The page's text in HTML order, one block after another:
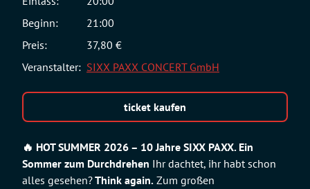
🔥 HOT SUMMER 2026 – 10 Jahre SIXX PAXX. Ein
Sommer zum Durchdrehen Ihr dachtet, ihr habt schon
alles gesehen?Think again. Zum großen
Beginn:
21:00
Preis:
37,80 €
Veranstalter: SIXX PAXX CONCERT GmbH
ticket kaufen